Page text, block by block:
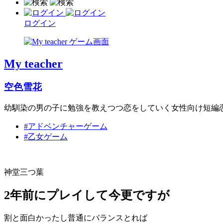
ログイン
My teacher
空色雪花
幼馴染の男の子に勉強を教えつつ恋をしていく女性向け短編
#アドベンチャーゲーム
#乙女ゲーム
神堂三つ葉
2年前にプレイして今更ですが
割と面白かったし普通にバランスとれば